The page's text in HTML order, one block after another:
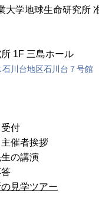
大学地球生命研究所
1F 三島ホール
川台地区石川台７号館
付
者挨拶
講演
見学ツアー